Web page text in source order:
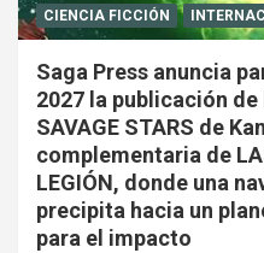
CIENCIA FICCIÓN
Saga Press anuncia
2027 la publicación de
SAVAGE STARS de
complementaria de
LEGIÓN, donde una
precipita hacia un
para el impacto